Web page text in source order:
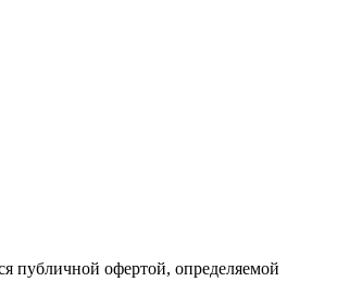
публичной офертой, определяемой